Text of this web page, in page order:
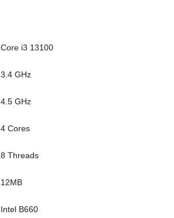
Core i3 13100
3.4 GHz
4.5 GHz
4 Cores
8 Threads
12MB
Intel B660